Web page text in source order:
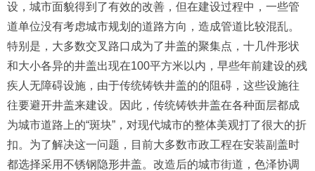
设，城市面貌得到了有效的改善，但在建设过程中，一些管
道单位没有考虑城市规划的道路方向，造成管道比较混乱。
特别是，大多数交叉路口成为了井盖的聚集点，十几件形状
和大小各异的井盖出现在100平方米以内，早些年前建设的残
疾人无障碍设施，由于传统铸铁井盖的的阻碍，这些设施往
往要避开井盖来建设。因此，传统铸铁井盖在各种面层都成
为城市道路上的“斑块”，对现代城市的整体美观打了很大的折
扣。为了解决这一问题，目前大多数市政工程在安装副盖时
都选择采用不锈钢隐形井盖。改造后的城市街道，色泽协调